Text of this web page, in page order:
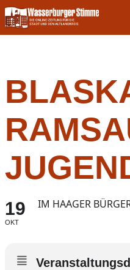
Skip
to
content
19
OKT
IM HAAGER